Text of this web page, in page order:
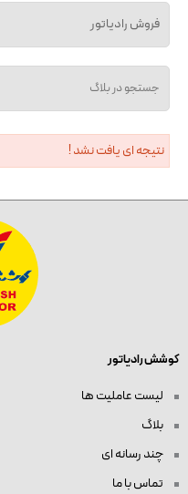
فروش رادیاتور
نتیجه ای یافت نشد !
کوشش رادیاتور
لیست عاملیت ها
بلاگ
چند رسانه ای
تماس با ما